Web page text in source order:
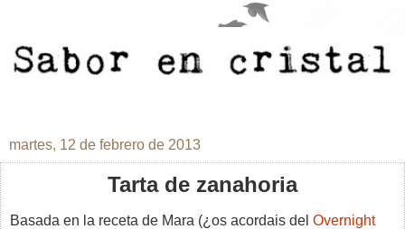
martes, 12 de febrero de 2013
Tarta de zanahoria
Basada en la receta de Mara (¿os acordais del Overnight